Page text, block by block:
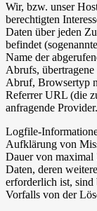
Wir, bzw. unser
berechtigten
Daten über jeden
befindet
Name der
Abrufs,
Abruf, Browsertyp
Referrer URL (die
anfragende Provider.
Logfile-
Aufklärung von
Dauer von maximal
Daten, deren
erforderlich ist,
Vorfalls von der